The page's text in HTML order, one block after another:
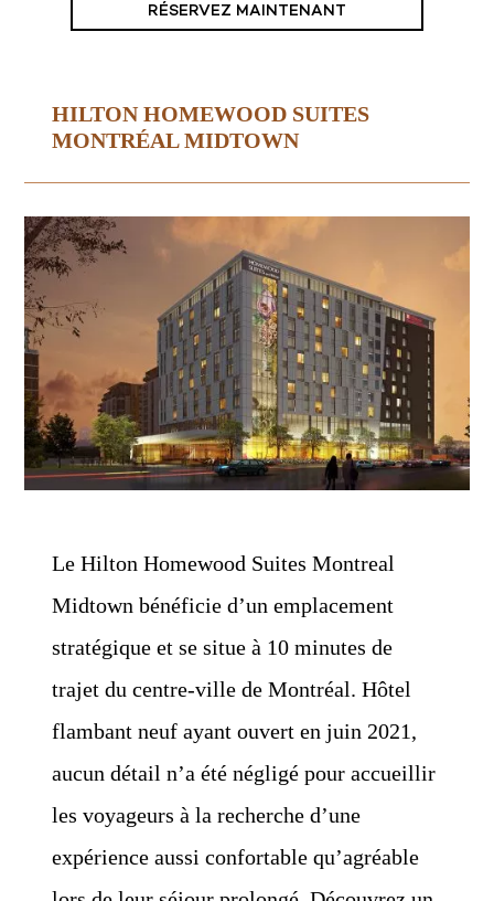
RÉSERVEZ MAINTENANT
HILTON HOMEWOOD SUITES
MONTRÉAL MIDTOWN
Le Hilton Homewood Suites Montreal
Midtown bénéficie d’un emplacement
stratégique et se situe à 10 minutes de
trajet du centre-ville de Montréal. Hôtel
flambant neuf ayant ouvert en juin 2021,
aucun détail n’a été négligé pour accueillir
les voyageurs à la recherche d’une
expérience aussi confortable qu’agréable